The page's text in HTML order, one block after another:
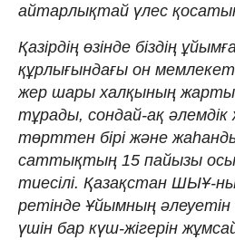
айтарлықтай үлес
Қазірдің өзінде біздің
құрлығындағы он
жер шары халқының
тұрады, сондай-ақ әлемдік
төрттен бірі және
саттықтың 15 пайызы
тиесілі. Қазақстан ШЫҰ-
ретінде Ұйымның
үшін бар күш-жігерін